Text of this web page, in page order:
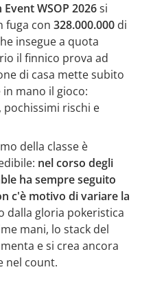
WSOP 2026si
fuga con 328.000.000 di
insegue a quota
il finnico prova ad
di casa mette subito
mano il gioco:
pochissimi rischi e
della classe è
nel corso degli
ha sempre seguito
c'è motivo di variare la
dalla gloria pokeristica
mani, lo stack del
e si crea ancora
nel count.